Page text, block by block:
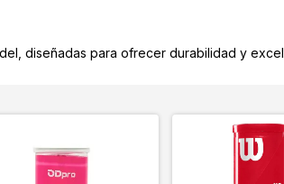
diseñadas para ofrecer durabilidad y